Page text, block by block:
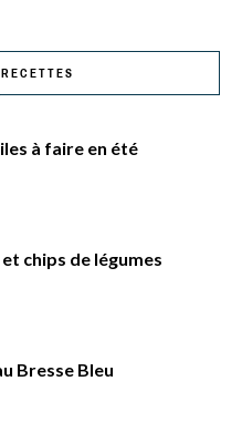
à faire en été
chips de légumes
Bresse Bleu